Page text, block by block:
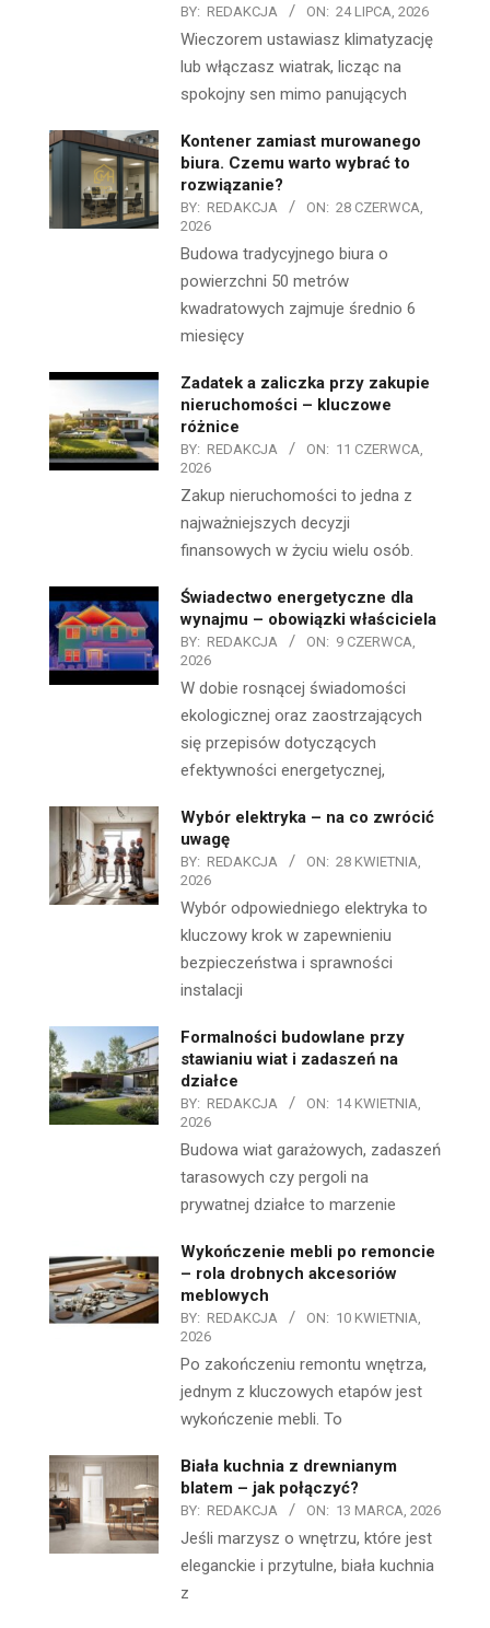
BY: REDAKCJA ON: 24 LIPCA, 2026
Wieczorem ustawiasz klimatyzację
lub włączasz wiatrak, licząc na
spokojny sen mimo panujących
Kontener zamiast murowanego
biura. Czemu warto wybrać to
rozwiązanie?
BY: REDAKCJA ON: 28 CZERWCA,
2026
Budowa tradycyjnego biura o
powierzchni 50 metrów
kwadratowych zajmuje średnio 6
miesięcy
Zadatek a zaliczka przy zakupie
nieruchomości – kluczowe
różnice
BY: REDAKCJA ON: 11 CZERWCA,
2026
Zakup nieruchomości to jedna z
najważniejszych decyzji
finansowych w życiu wielu osób.
Świadectwo energetyczne dla
wynajmu – obowiązki właściciela
BY: REDAKCJA ON: 9 CZERWCA,
2026
W dobie rosnącej świadomości
ekologicznej oraz zaostrzających
się przepisów dotyczących
efektywności energetycznej,
Wybór elektryka – na co zwrócić
uwagę
BY: REDAKCJA ON: 28 KWIETNIA,
2026
Wybór odpowiedniego elektryka to
kluczowy krok w zapewnieniu
bezpieczeństwa i sprawności
instalacji
Formalności budowlane przy
stawianiu wiat i zadaszeń na
działce
BY: REDAKCJA ON: 14 KWIETNIA,
2026
Budowa wiat garażowych, zadaszeń
tarasowych czy pergoli na
prywatnej działce to marzenie
Wykończenie mebli po remoncie
– rola drobnych akcesoriów
meblowych
BY: REDAKCJA ON: 10 KWIETNIA,
2026
Po zakończeniu remontu wnętrza,
jednym z kluczowych etapów jest
wykończenie mebli. To
Biała kuchnia z drewnianym
blatem – jak połączyć?
BY: REDAKCJA ON: 13 MARCA, 2026
Jeśli marzysz o wnętrzu, które jest
eleganckie i przytulne, biała kuchnia
z